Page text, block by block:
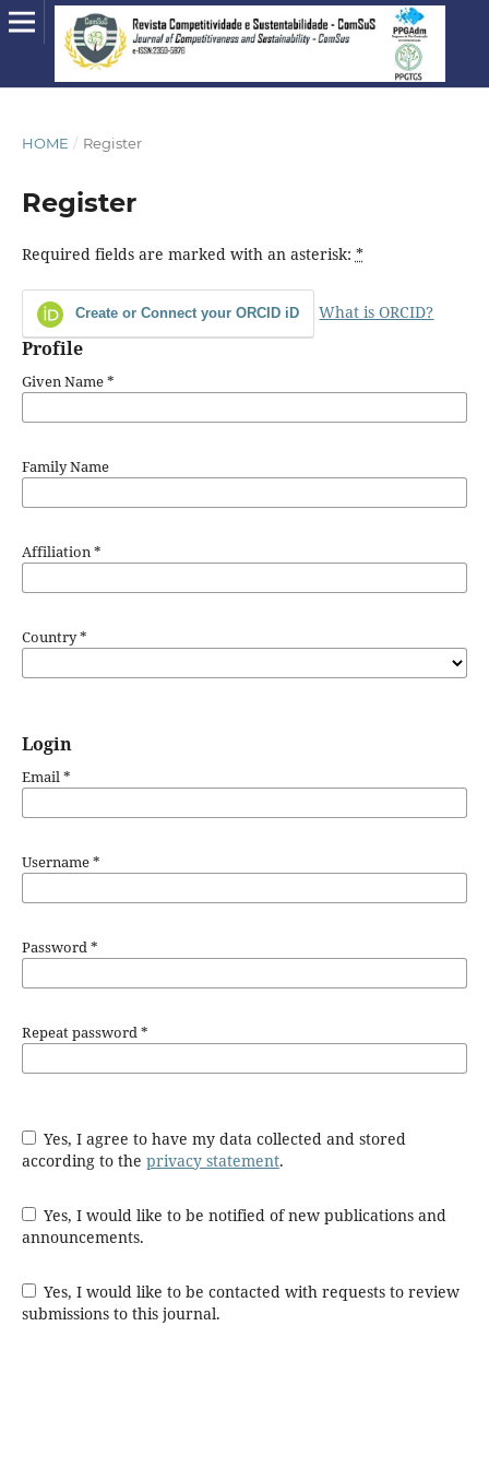
HOME / Register
Register
Required fields are marked with an asterisk: *
Create or Connect your ORCID iD What is ORCID?
Profile
Given Name*
Family Name
Affiliation*
Country*
Login
Email*
Username*
Password*
Repeat password*
Yes, I agree to have my data collected and stored
according to the privacy statement.
Yes, I would like to be notified of new publications and
announcements.
Yes, I would like to be contacted with requests to review
submissions to this journal.